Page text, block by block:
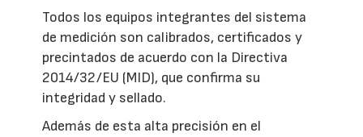
Todos los equipos integrantes del sistema
de medición son calibrados, certificados y
precintados de acuerdo con la Directiva
2014/32/EU (MID), que confirma su
integridad y sellado.
Además de esta alta precisión en el